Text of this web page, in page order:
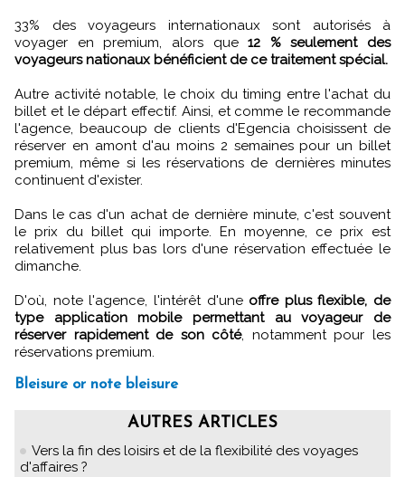
33% des voyageurs internationaux sont autorisés à
voyager en premium, alors que12 % seulement des
voyageurs nationaux bénéficient de ce traitement spécial.
Autre activité notable, le choix du timing entre l'achat du
billet et le départ effectif. Ainsi, et comme le recommande
l'agence, beaucoup de clients d'Egencia choisissent de
réserver en amont d'au moins 2 semaines pour un billet
premium, même si les réservations de dernières minutes
continuent d'exister.
Dans le cas d'un achat de dernière minute, c'est souvent
le prix du billet qui importe. En moyenne, ce prix est
relativement plus bas lors d'une réservation effectuée le
dimanche.
D'où, note l'agence, l'intérêt d'une offre plus flexible, de
type application mobile permettant au voyageur de
réserver rapidement de son côté, notamment pour les
réservations premium.
Bleisure or note bleisure
AUTRES ARTICLES
Vers la fin des loisirs et de la flexibilité des voyages
d'affaires ?